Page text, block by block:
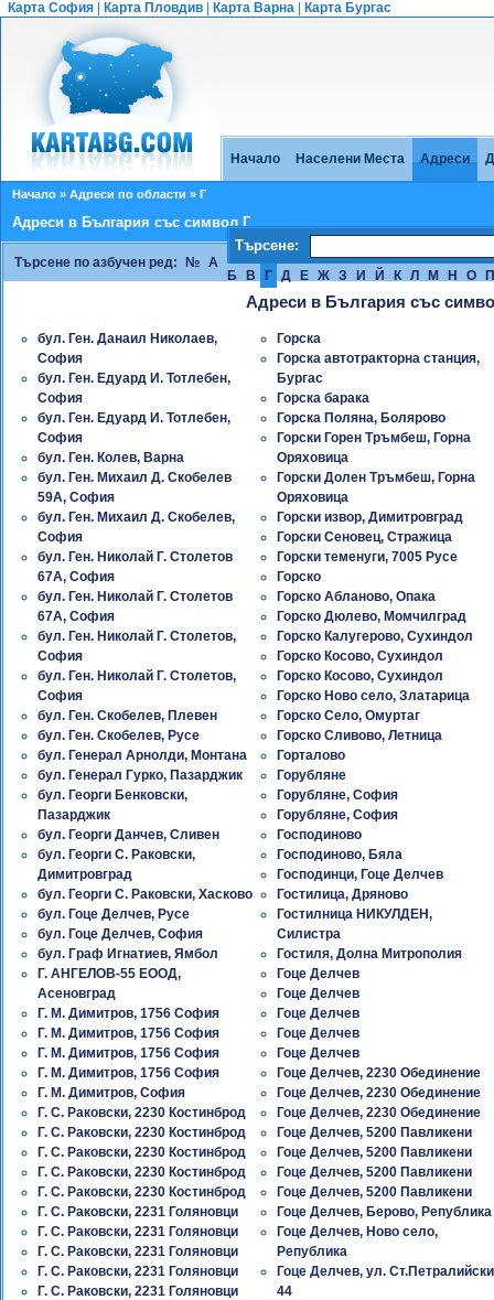
Карта София Карта Пловдив Карта Варна Карта Бургас
Начало Населени Места Адреси
Начало » Адреси по области » Г
Адреси в България със символ Г
Търсене:
Търсене по азбучен ред: № А
Б
В Г Д Е Ж З И Й К Л М Н О
Адреси в България със
бул. Ген. Данаил Николаев,
София
бул. Ген. Едуард И. Тотлебен,
София
бул. Ген. Едуард И. Тотлебен,
София
бул. Ген. Колев, Варна
бул. Ген. Михаил Д. Скобелев
59A, София
бул. Ген. Михаил Д. Скобелев,
София
бул. Ген. Николай Г. Столетов
67A, София
бул. Ген. Николай Г. Столетов
67A, София
бул. Ген. Николай Г. Столетов,
София
бул. Ген. Николай Г. Столетов,
София
бул. Ген. Скобелев, Плевен
бул. Ген. Скобелев, Русе
бул. Генерал Арнолди, Монтана
бул. Генерал Гурко, Пазарджик
бул. Георги Бенковски,
Пазарджик
бул. Георги Данчев, Сливен
бул. Георги С. Раковски,
Димитровград
бул. Георги С. Раковски, Хасково
бул. Гоце Делчев, Русе
бул. Гоце Делчев, София
бул. Граф Игнатиев, Ямбол
Г. АНГЕЛОВ-55 ЕООД,
Асеновград
Г. М. Димитров, 1756 София
Г. М. Димитров, 1756 София
Г. М. Димитров, 1756 София
Г. М. Димитров, 1756 София
Г. М. Димитров, София
Г. С. Раковски, 2230 Костинброд
Г. С. Раковски, 2230 Костинброд
Г. С. Раковски, 2230 Костинброд
Г. С. Раковски, 2230 Костинброд
Г. С. Раковски, 2230 Костинброд
Г. С. Раковски, 2231 Голяновци
Г. С. Раковски, 2231 Голяновци
Г. С. Раковски, 2231 Голяновци
Г. С. Раковски, 2231 Голяновци
Г. С. Раковски, 2231 Голяновци
Горска
Горска автотракторна станция,
Бургас
Горска барака
Горска Поляна, Болярово
Горски Горен Тръмбеш, Горна
Оряховица
Горски Долен Тръмбеш, Горна
Оряховица
Горски извор, Димитровград
Горски Сеновец, Стражица
Горски теменуги, 7005 Русе
Горско
Горско Абланово, Опака
Горско Дюлево, Момчилград
Горско Калугерово, Сухиндол
Горско Косово, Сухиндол
Горско Косово, Сухиндол
Горско Ново село, Златарица
Горско Село, Омуртаг
Горско Сливово, Летница
Горталово
Горубляне
Горубляне, София
Горубляне, София
Господиново
Господиново, Бяла
Господинци, Гоце Делчев
Гостилица, Дряново
Гостилница НИКУЛДЕН,
Силистра
Гостиля, Долна Митрополия
Гоце Делчев
Гоце Делчев
Гоце Делчев
Гоце Делчев
Гоце Делчев
Гоце Делчев, 2230 Обединение
Гоце Делчев, 2230 Обединение
Гоце Делчев, 2230 Обединение
Гоце Делчев, 5200 Павликени
Гоце Делчев, 5200 Павликени
Гоце Делчев, 5200 Павликени
Гоце Делчев, 5200 Павликени
Гоце Делчев, Берово, Република
Гоце Делчев, Ново село,
Република
Гоце Делчев, ул. Ст.Петралийски
44